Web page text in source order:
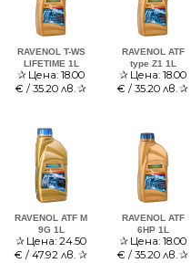
RAVENOL T-WS
LIFETIME 1L
✰ Цена:18.00
€ / 35.20 лв.✰
RAVENOL ATF
type Z1 1L
✰ Цена:18.00
€ / 35.20 лв.✰
RAVENOL ATF M
9G 1L
✰ Цена:24.50
€ / 47.92 лв. ✰
RAVENOL ATF
6HP 1L
✰ Цена:18.00
€ / 35.20 лв.✰